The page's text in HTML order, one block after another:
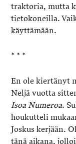
traktoria, mutta
tietokoneilla.
käyttämään.
* * *
En ole kiertänyt
Neljä vuotta
Isoa Numeroa.
houkutteli
Joskus kerjään.
tänä aikana,